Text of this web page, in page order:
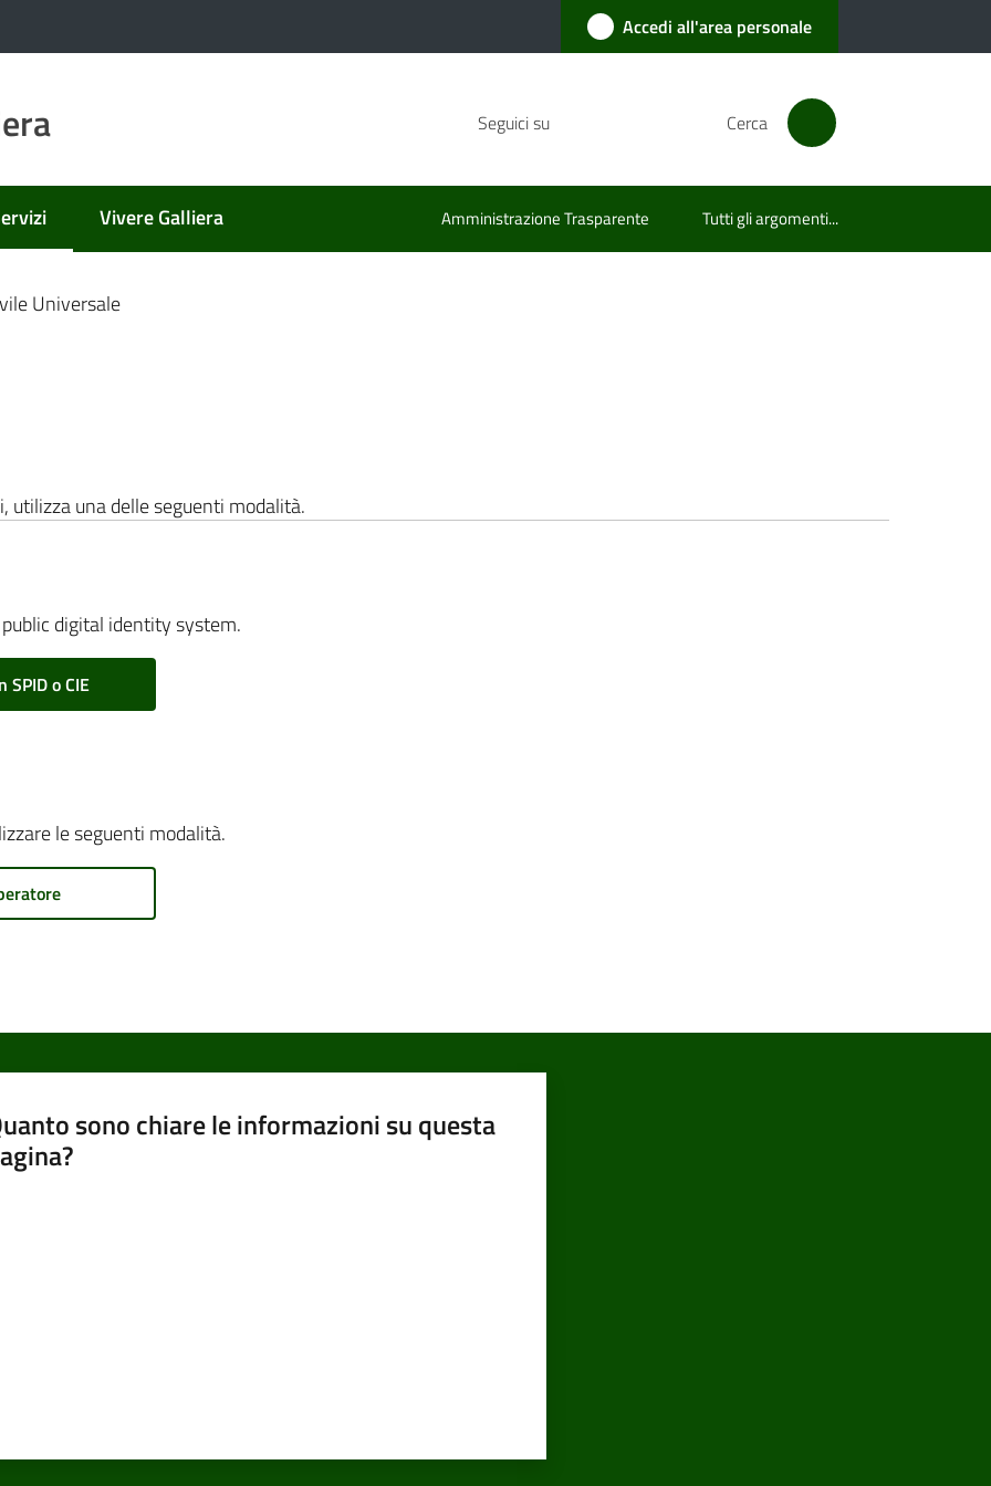
Accedi all'area personale
Seguici su Cerca
selezionatoVivere Galliera Amministrazione Trasparente Tutti gli argomenti...
Universale
utilizza una delle seguenti modalità.
digital identity system.
SPID o CIE
le seguenti modalità.
sono chiare le informazioni su questa